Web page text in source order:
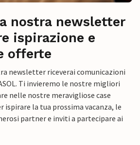
nostra newsletter
ispirazione e
offerte
newsletter riceverai comunicazioni
Ti invieremo le nostre migliori
nelle nostre meravigliose case
ispirare la tua prossima vacanza, le
partner e inviti a partecipare ai